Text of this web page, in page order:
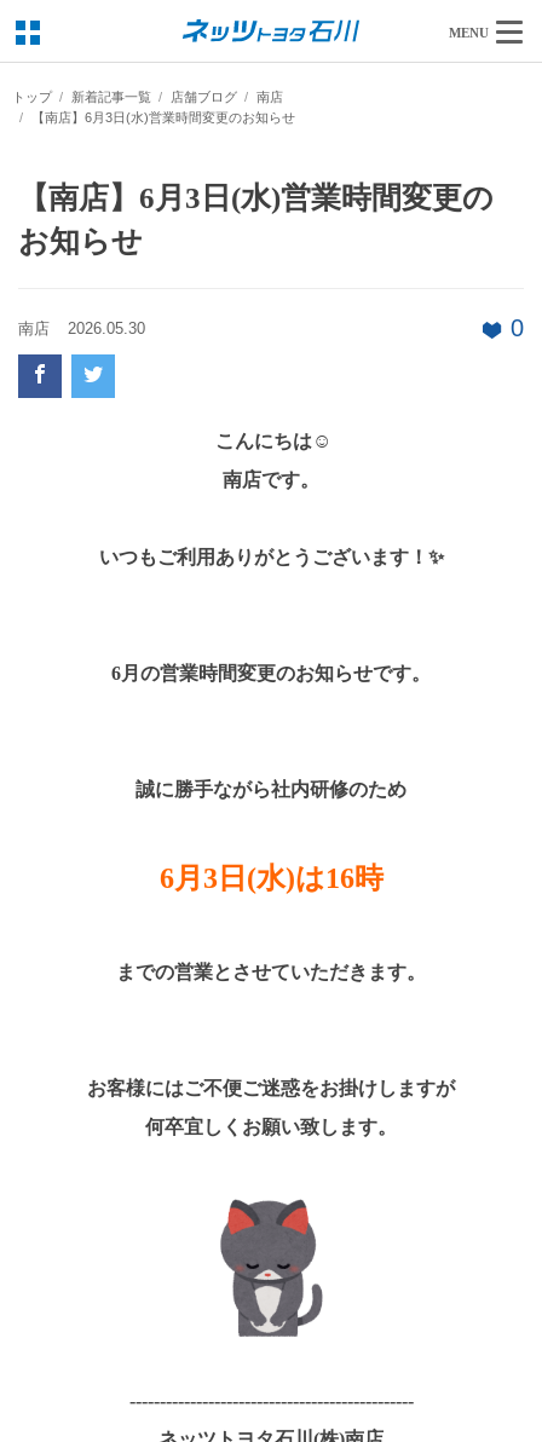
MENU
トップ 新着記事一覧 店舗ブログ
南店
【南店】6月3日(水)営業時間変更のお知らせ
【南店】6月3日(水)営業時間変更の
お知らせ
南店 2026.05.30 0
こんにちは☺
南店です。
いつもご利用ありがとうございます！✨
6月の営業時間変更のお知らせです。
誠に勝手ながら社内研修のため
6月3日(水)は16時
までの営業とさせていただきます。
お客様にはご不便ご迷惑をお掛けしますが
何卒宜しくお願い致します。
-----------------------------------------------